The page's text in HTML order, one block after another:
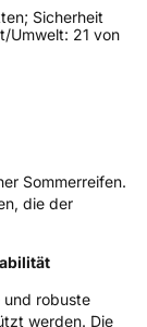
Sicherheit
Umwelt: 21 von
Sommerreifen.
die der
und robuste
werden. Die